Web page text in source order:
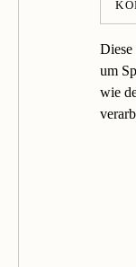
Diese
um
wie